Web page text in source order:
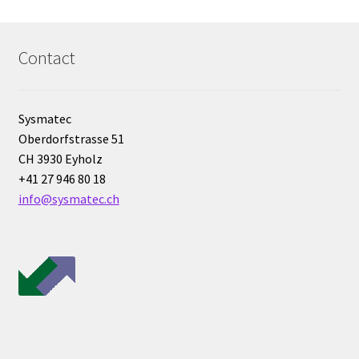
Enregistreurs universels
Etalonnage et homologation des balances
Evaporation
Fermenteur
Contact
Sysmatec
Oberdorfstrasse 51
CH 3930 Eyholz
+41 27 946 80 18
info@sysmatec.ch